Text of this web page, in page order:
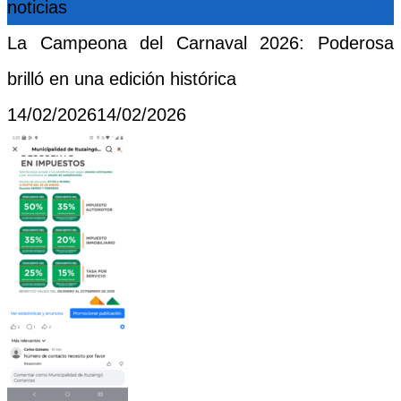
noticias
La Campeona del Carnaval 2026: Poderosa
brilló en una edición histórica
Posted
on
14/02/202614/02/2026